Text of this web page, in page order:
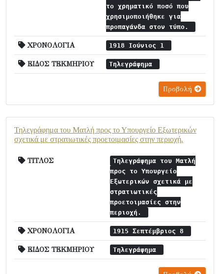
το χρηματικό ποσό που
χρησιμοποιήθηκε για
προπαγάνδα στον τύπο.
ΧΡΟΝΟΛΟΓΙΑ 1918 Ιούνιος 1
ΕΙΔΟΣ ΤΕΚΜΗΡΙΟΥ Τηλεγράφημα
Προβολή
Τηλεγράφημα του Ματλή προς το Υπουργείο Εξωτερικών
σχετικά με στρατιωτικές προετοιμασίες στην περιοχή.
ΤΙΤΛΟΣ
Τηλεγράφημα του Ματλή
προς το Υπουργείο
Εξωτερικών σχετικά με
στρατιωτικές
προετοιμασίες στην
περιοχή.
ΧΡΟΝΟΛΟΓΙΑ 1915 Σεπτέμβριος 8
ΕΙΔΟΣ ΤΕΚΜΗΡΙΟΥ Τηλεγράφημα